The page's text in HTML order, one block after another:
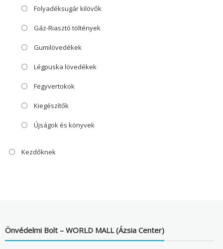
Folyadéksugár kilövők
Gáz-Riasztó töltények
Gumilövedékek
Légpuska lövedékek
Fegyvertokok
Kiegészítők
Újságok és könyvek
Kezdőknek
Önvédelmi Bolt – WORLD MALL (Ázsia Center)